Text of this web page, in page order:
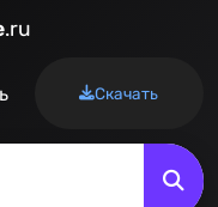
.ru
Скачать